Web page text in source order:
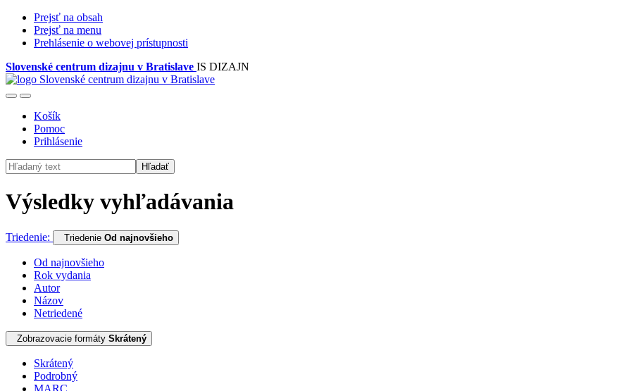
Prejsť na obsah
Prejsť na menu
Prehlásenie o webovej prístupnosti
Slovenské centrum dizajnu v Bratislave IS DIZAJN
Košík
Pomoc
Prihlásenie
Hľadať
Výsledky vyhľadávania
Triedenie: Triedenie Od najnovšieho
Od najnovšieho
Rok vydania
Autor
Názov
Netriedené
Zobrazovacie formáty Skrátený
Skrátený
Podrobný
MARC